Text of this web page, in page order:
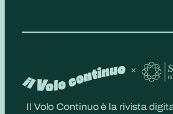
Il Volo Continuo è la rivista